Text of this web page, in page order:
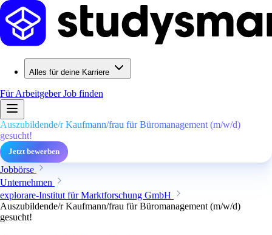
Alles für deine Karriere
Für ArbeitgeberJob finden
Auszubildende/r Kaufmann/frau für Büromanagement (m/w/d)
gesucht!
Jetzt bewerben
Jobbörse
Unternehmen
explorare-Institut für Marktforschung GmbH
Auszubildende/r Kaufmann/frau für Büromanagement (m/w/d)
gesucht!